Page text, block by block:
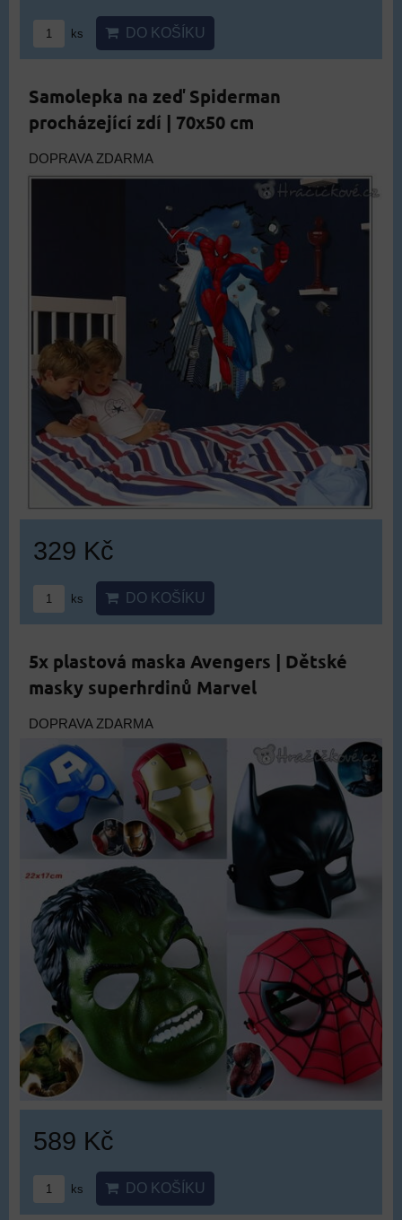
ks DO KOŠÍKU
Samolepka na zeď Spiderman
procházející zdí | 70x50 cm
DOPRAVA ZDARMA
329 Kč
ks DO KOŠÍKU
5x plastová maska Avengers | Dětské
masky superhrdinů Marvel
DOPRAVA ZDARMA
589 Kč
ks DO KOŠÍKU